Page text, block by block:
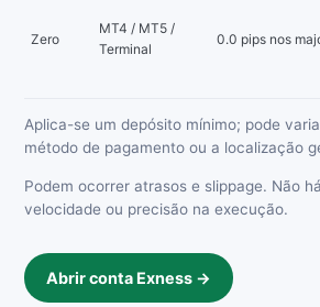
Zero
MT4 / MT5 /
Terminal
0.0 pips nos
Aplica-se um depósito mínimo; pode
método de pagamento ou a localização
Podem ocorrer atrasos e slippage. Não
velocidade ou precisão na execução.
Abrir conta Exness →